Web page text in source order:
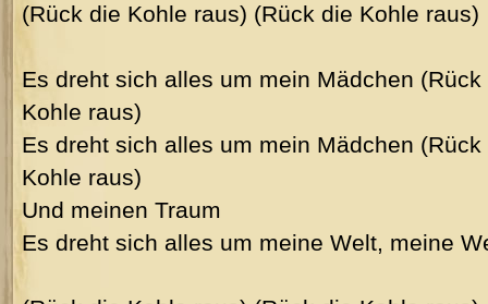
(Rück die Kohle raus) (Rück die Kohle raus)
Es dreht sich alles um mein Mädchen
Kohle raus)
Es dreht sich alles um mein Mädchen
Kohle raus)
Und meinen Traum
Es dreht sich alles um meine Welt, meine